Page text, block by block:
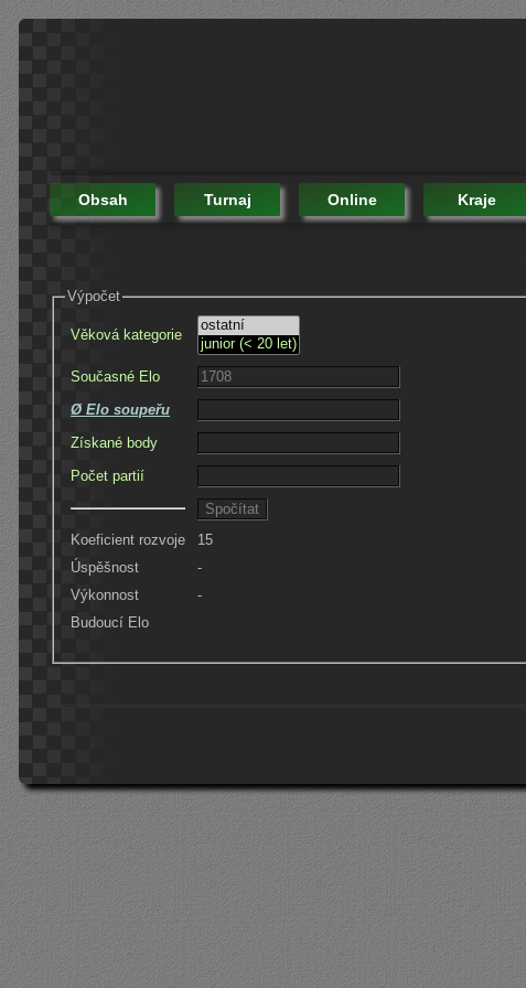
Obsah Turnaj Online Kraje
Výpočet
Věková kategorie
Současné Elo
Ø Elo soupeřu
Získané body
Počet partií
Koeficient rozvoje
15
Úspěšnost
-
Výkonnost
-
Budoucí Elo